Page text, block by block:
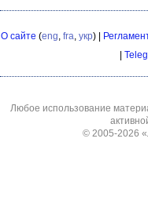
О сайте (eng, fra, укр) |
Любое использование
© 2005-2026